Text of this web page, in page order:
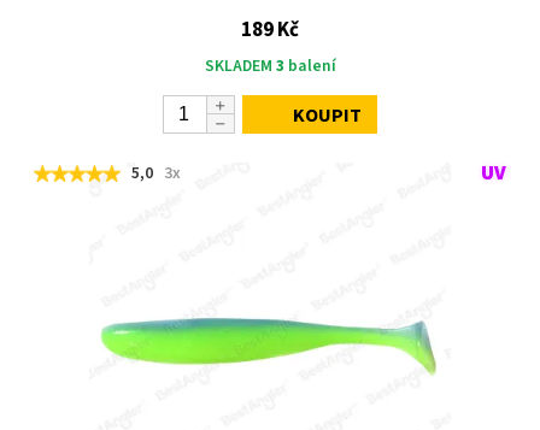
189 Kč
SKLADEM 3 balení
KOUPIT
5,0 3x